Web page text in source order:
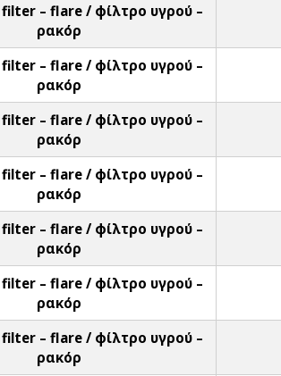
– flare / φίλτρο υγρού –
ρακόρ
– flare / φίλτρο υγρού –
ρακόρ
– flare / φίλτρο υγρού –
ρακόρ
– flare / φίλτρο υγρού –
ρακόρ
– flare / φίλτρο υγρού –
ρακόρ
– flare / φίλτρο υγρού –
ρακόρ
– flare / φίλτρο υγρού –
ρακόρ